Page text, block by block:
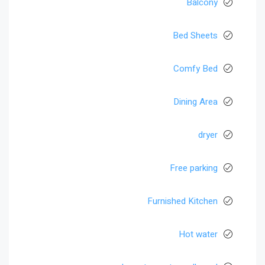
Bed Sheets
Comfy Bed
Dining Area
dryer
Free parking
Furnished Kitchen
Hot water